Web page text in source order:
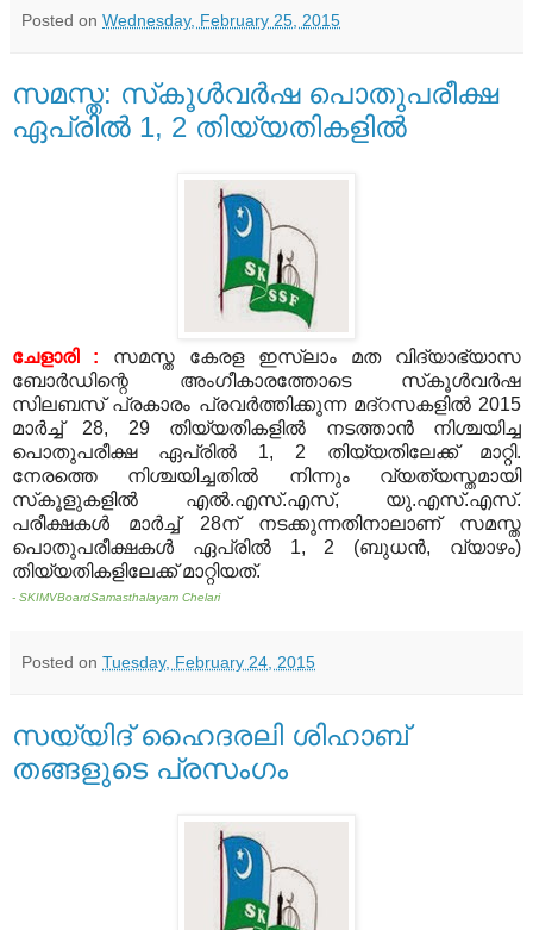
Posted on Wednesday, February 25, 2015
സമസ്ത: സ്‌കൂള്‍വര്‍ഷ പൊതുപരീക്ഷ
ഏപ്രില്‍ 1, 2 തിയ്യതികളില്‍
ചേളാരി : സമസ്ത കേരള ഇസ്‌ലാം മത വിദ്യാഭ്യാസ
ബോര്‍ഡിന്റെ അംഗീകാരത്തോടെ സ്‌കൂള്‍വര്‍ഷ
സിലബസ് പ്രകാരം പ്രവര്‍ത്തിക്കുന്ന മദ്‌റസകളില്‍ 2015
മാര്‍ച്ച് 28, 29 തിയ്യതികളില്‍ നടത്താന്‍ നിശ്ചയിച്ച
പൊതുപരീക്ഷ ഏപ്രില്‍ 1, 2 തിയ്യതിലേക്ക് മാറ്റി.
നേരത്തെ നിശ്ചയിച്ചതില്‍ നിന്നും വ്യത്യസ്തമായി
സ്‌കൂളുകളില്‍ എല്‍.എസ്.എസ്, യു.എസ്.എസ്.
പരീക്ഷകള്‍ മാര്‍ച്ച് 28ന് നടക്കുന്നതിനാലാണ് സമസ്ത
പൊതുപരീക്ഷകള്‍ ഏപ്രില്‍ 1, 2 (ബുധന്‍, വ്യാഴം)
തിയ്യതികളിലേക്ക് മാറ്റിയത്.
- SKIMVBoardSamasthalayam Chelari
Posted on Tuesday, February 24, 2015
സയ്യിദ് ഹൈദരലി ശിഹാബ്
തങ്ങളുടെ പ്രസംഗം